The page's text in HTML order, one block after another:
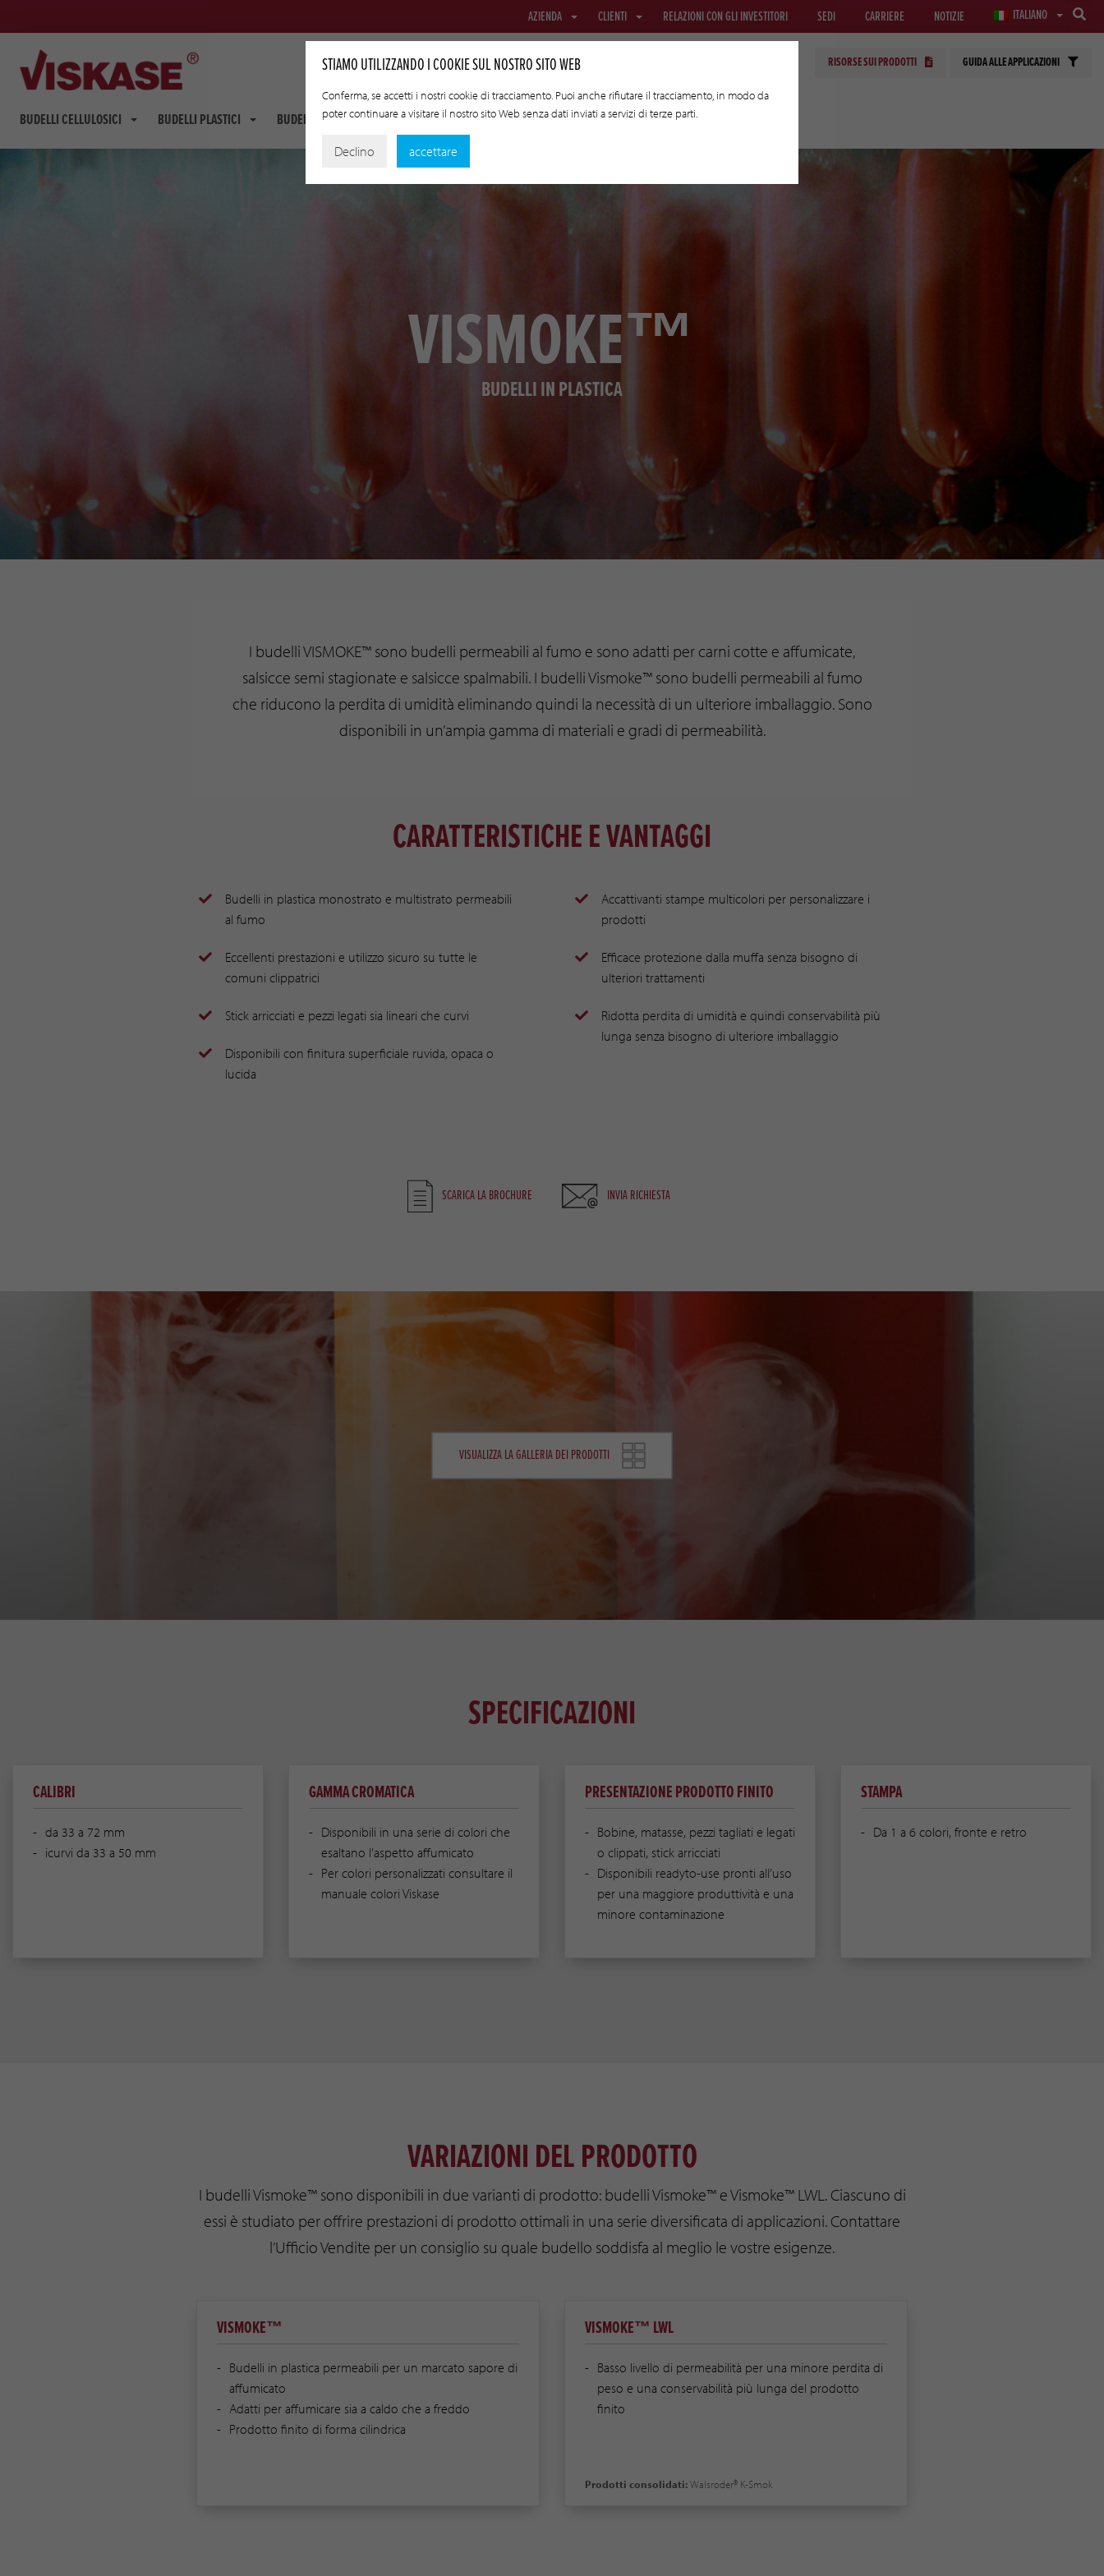
AZIENDA CLIENTI RELAZIONI CON GLI INVESTITORI SEDI CARRIERE NOTIZIE ITALIANO
BUDELLI CELLULOSICI BUDELLI PLASTICI BUDELLI FIBROUS RETE E TESSUTO BUDELLI PER TRASFERIMENTO TECNOLOGIE APPLICATE
RISORSE SUI PRODOTTI GUIDA ALLE APPLICAZIONI
VISMOKE™
BUDELLI IN PLASTICA
I budelli VISMOKE™ sono budelli permeabili al fumo e sono adatti per carni cotte e affumicate,
salsicce semi stagionate e salsicce spalmabili. I budelli Vismoke™ sono budelli permeabili al fumo
che riducono la perdita di umidità eliminando quindi la necessità di un ulteriore imballaggio. Sono
disponibili in un’ampia gamma di materiali e gradi di permeabilità.
CARATTERISTICHE E VANTAGGI
Budelli in plastica monostrato e multistrato permeabili
al fumo
Eccellenti prestazioni e utilizzo sicuro su tutte le
comuni clippatrici
Stick arricciati e pezzi legati sia lineari che curvi
Disponibili con finitura superficiale ruvida, opaca o
lucida
Accattivanti stampe multicolori per personalizzare i
prodotti
Efficace protezione dalla muffa senza bisogno di
ulteriori trattamenti
Ridotta perdita di umidità e quindi conservabilità più
lunga senza bisogno di ulteriore imballaggio
SCARICA LA BROCHURE INVIA RICHIESTA
VISUALIZZA LA GALLERIA DEI PRODOTTI
SPECIFICAZIONI
CALIBRI
da 33 a 72 mm
icurvi da 33 a 50 mm
GAMMA CROMATICA
Disponibili in una serie di colori che
esaltano l’aspetto affumicato
Per colori personalizzati consultare il
manuale colori Viskase
PRESENTAZIONE PRODOTTO FINITO
Bobine, matasse, pezzi tagliati e legati
o clippati, stick arricciati
Disponibili readyto-use pronti all’uso
per una maggiore produttività e una
minore contaminazione
STAMPA
Da 1 a 6 colori, fronte e retro
VARIAZIONI DEL PRODOTTO
I budelli Vismoke™ sono disponibili in due varianti di prodotto: budelli Vismoke™ e Vismoke™ LWL. Ciascuno di
essi è studiato per offrire prestazioni di prodotto ottimali in una serie diversificata di applicazioni. Contattare
l’Ufficio Vendite per un consiglio su quale budello soddisfa al meglio le vostre esigenze.
VISMOKE™
Budelli in plastica permeabili per un marcato sapore di
affumicato
Adatti per affumicare sia a caldo che a freddo
Prodotto finito di forma cilindrica
VISMOKE™ LWL
Basso livello di permeabilità per una minore perdita di
peso e una conservabilità più lunga del prodotto
finito
Prodotti consolidati:Walsroder® K-Smok
STIAMO UTILIZZANDO I COOKIE SUL NOSTRO SITO WEB
Conferma, se accetti i nostri cookie di tracciamento. Puoi anche rifiutare il tracciamento, in modo da
poter continuare a visitare il nostro sito Web senza dati inviati a servizi di terze parti.
Declino accettare